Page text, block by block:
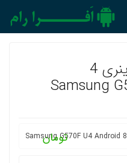
حذف اکانت گوگل باینری 4
Samsung
تومان